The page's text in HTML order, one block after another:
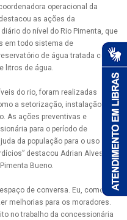
operacional da
as ações da
do nível do Rio Pimenta, que
em todo sistema de
de água tratada com
litros de água.
do rio, foram realizadas
a setorização, instalação de
As ações preventivas e
para o período de
da população para o uso
destacou Adrian Alves,
Bueno.
de conversa. Eu, como
melhorias para os moradores.
no trabalho da concessionária